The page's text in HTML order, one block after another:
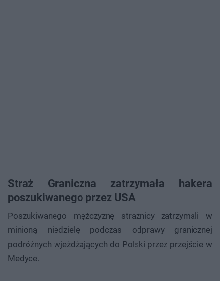
Straż Graniczna zatrzymała hakera
poszukiwanego przez USA
Poszukiwanego mężczyznę strażnicy zatrzymali w
minioną niedzielę podczas odprawy granicznej
podróżnych wjeżdżających do Polski przez przejście w
Medyce.